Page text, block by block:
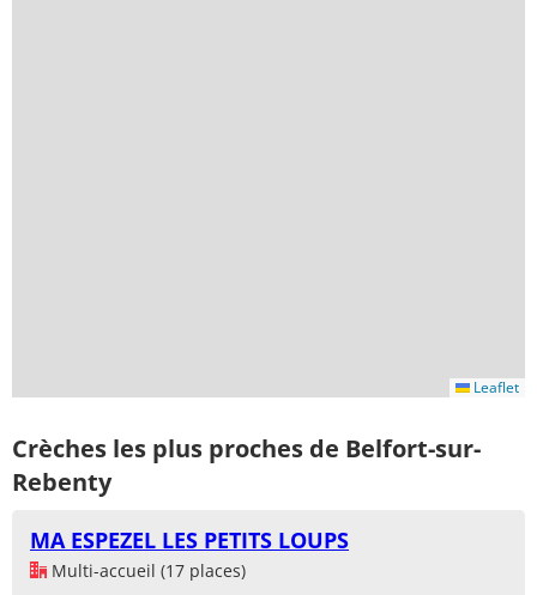
Leaflet
Crèches les plus proches de Belfort-sur-
Rebenty
MA ESPEZEL LES PETITS LOUPS
Multi-accueil (17 places)